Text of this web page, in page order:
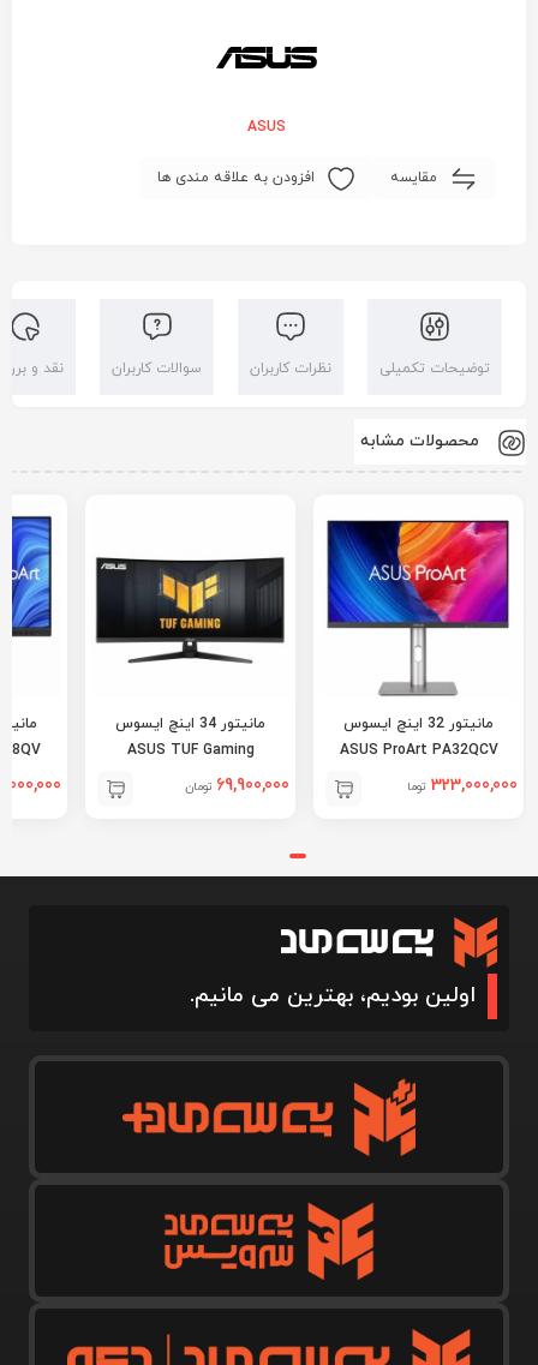
ASUS
مقایسه افزودن به علاقه مندی ها
توضیحات تکمیلی نظرات کاربران سوالات کاربران نقد و
محصولات مشابه
مانیتور 32 اینچ ایسوس
ASUS ProArt PA32QCV
323,000,000 تومان
مانیتور 34 اینچ ایسوس
ASUS TUF Gaming
VG34VQ3B69,900,000 تومان
اولین بودیم، بهترین می مانیم.